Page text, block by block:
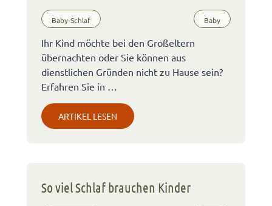
Baby-Schlaf Baby
Ihr Kind möchte bei den Großeltern
übernachten oder Sie können aus
dienstlichen Gründen nicht zu Hause sein?
Erfahren Sie in …
ARTIKEL LESEN
So viel Schlaf brauchen Kinder